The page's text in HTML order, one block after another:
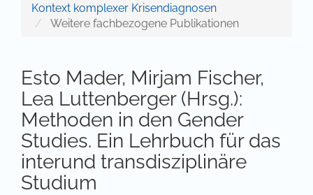
Kontext komplexer Krisendiagnosen
Weitere fachbezogene Publikationen
Esto Mader, Mirjam Fischer,
Lea Luttenberger (Hrsg.):
Methoden in den Gender
Studies. Ein Lehrbuch für das
interund transdisziplinäre
Studium